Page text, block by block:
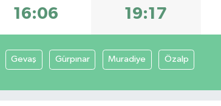
16:06 19:17
Gevaş Gürpınar Muradiye Özalp